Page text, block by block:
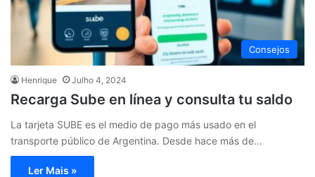
Consejos
Henrique Julho 4, 2024
Recarga Sube en línea y consulta tu saldo
La tarjeta SUBE es el medio de pago más usado en el
transporte público de Argentina. Desde hace más de…
Ler Mais »